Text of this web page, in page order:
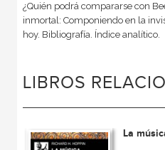
¿Quién podrá compararse con
inmortal: Componiendo en la
hoy. Bibliografía. Índice analítico.
LIBROS
La